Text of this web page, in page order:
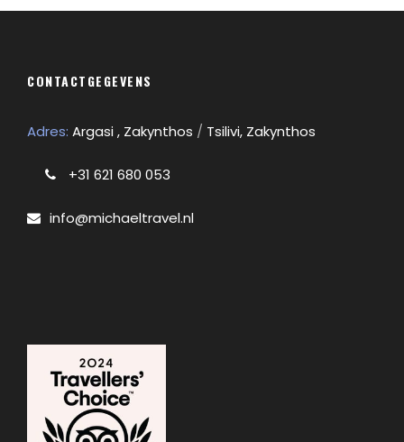
CONTACTGEGEVENS
Adres: Argasi , Zakynthos / Tsilivi, Zakynthos
+31 621 680 053
info@michaeltravel.nl